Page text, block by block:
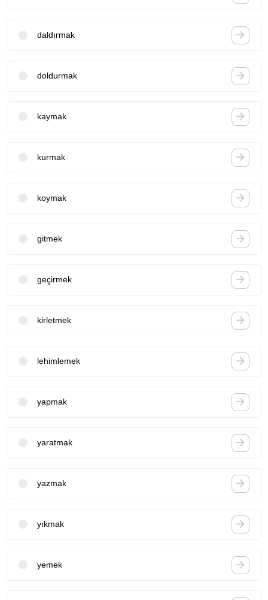
daldırmak
doldurmak
kaymak
kurmak
koymak
gitmek
geçirmek
kirletmek
lehimlemek
yapmak
yaratmak
yazmak
yıkmak
yemek